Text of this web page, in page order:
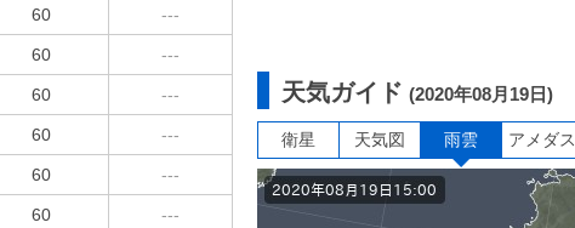
60 ---
60 ---
60 ---
60 ---
60 ---
60 ---
天気ガイド (2020年08月19日)
衛星 天気図 雨雲 アメダス